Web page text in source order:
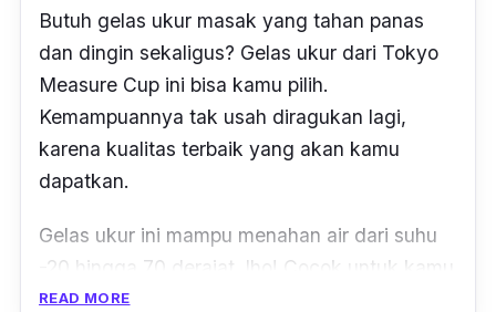
Butuh gelas ukur masak yang tahan panas
dan dingin sekaligus? Gelas ukur dari Tokyo
Measure Cup ini bisa kamu pilih.
Kemampuannya tak usah diragukan lagi,
karena kualitas terbaik yang akan kamu
dapatkan.
Gelas ukur ini mampu menahan air dari suhu
-20 hingga 70 derajat, lho! Cocok untuk kamu
dalam kegiatan masak-memasak. Desain
READ MORE